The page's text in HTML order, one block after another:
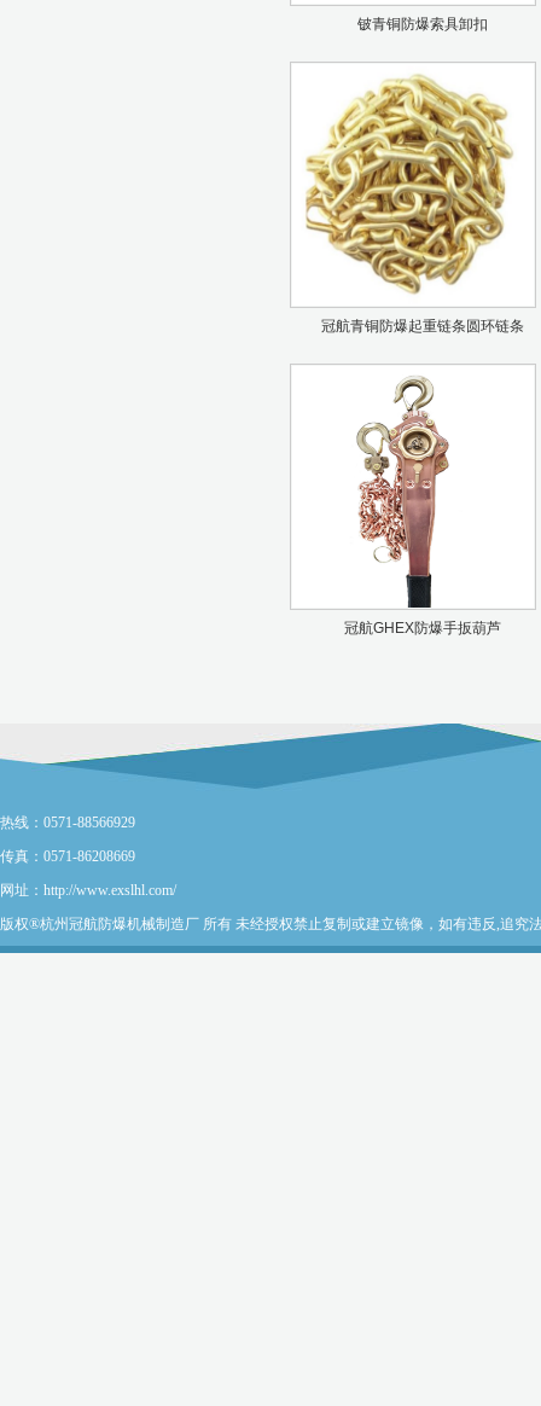
铍青铜防爆索具卸扣
冠航青铜防爆起重链条圆环链条
冠航GHEX防爆手扳葫芦
热线：0571-88566929
传真：0571-86208669
网址：http://www.exslhl.com/
版权®杭州冠航防爆机械制造厂 所有 未经授权禁止复制或建立镜像，如有违反,追究